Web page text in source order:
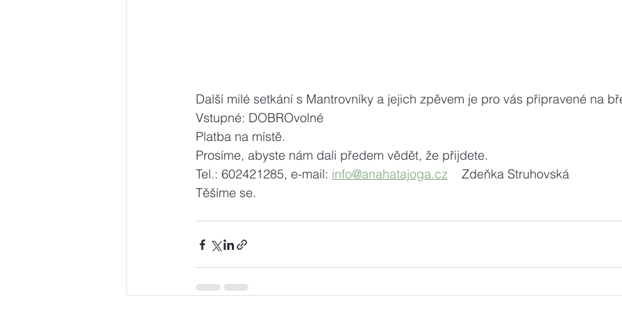
Další milé setkání s Mantrovníky a jejich zpěvem je pro vás připravené na
Vstupné: DOBROvolné
Platba na místě.
Prosíme, abyste nám dali předem vědět, že přijdete.
Tel.: 602421285, e-mail: info@anahatajoga.cz
    Zdeňka Struhovská
Těšíme se.